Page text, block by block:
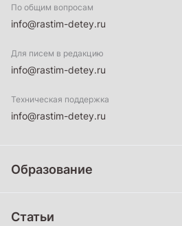
По общим вопросам
info@rastim-detey.ru
Для писем в редакцию
info@rastim-detey.ru
Техническая поддержка
info@rastim-detey.ru
Образование
Статьи